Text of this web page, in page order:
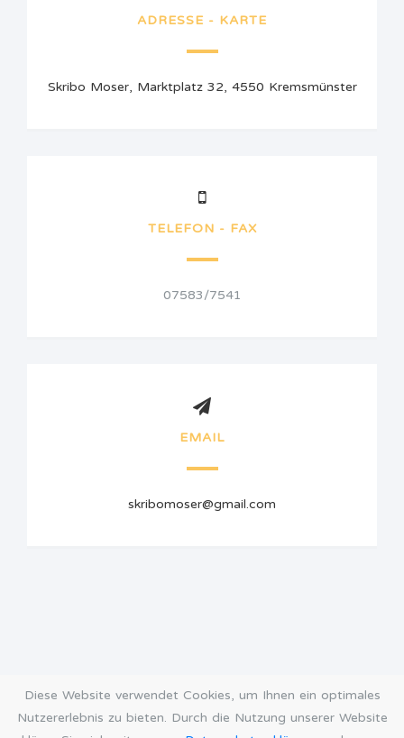
ADRESSE - KARTE
Skribo Moser, Marktplatz 32, 4550 Kremsmünster
TELEFON - FAX
07583/7541
EMAIL
skribomoser@gmail.com
Diese Website verwendet Cookies, um Ihnen ein optimales
Nutzererlebnis zu bieten. Durch die Nutzung unserer Website